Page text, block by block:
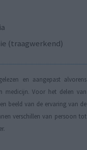
(traagwerkend)
en aangepast alvorens
medicijn. Voor het delen van
beeld van de ervaring van de
verschillen van persoon tot